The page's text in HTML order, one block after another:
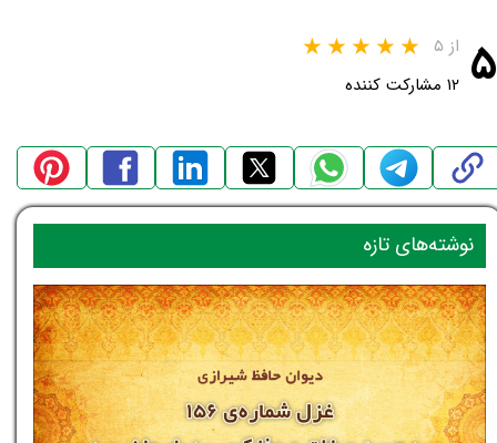
۵ از ۵
۱۲ مشارکت کننده
نوشته‌های تازه